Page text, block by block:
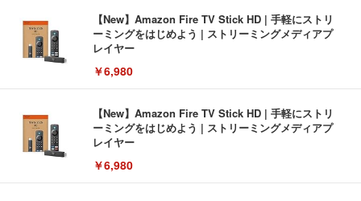
【New】Amazon Fire TV Stick HD | 手軽にストリ
ーミングをはじめよう | ストリーミングメディアプ
レイヤー
￥6,980
【New】Amazon Fire TV Stick HD | 手軽にストリ
ーミングをはじめよう | ストリーミングメディアプ
レイヤー
￥6,980